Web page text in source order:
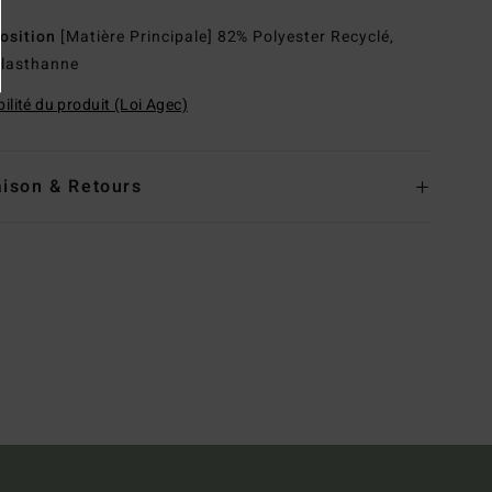
[Matière Principale] 82% Polyester Recyclé,
du produit (Loi Agec)
& Retours